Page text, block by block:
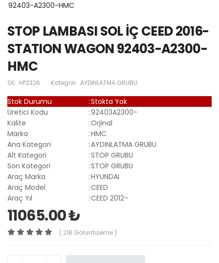
92403-A2300-HMC
STOP LAMBASI SOL İÇ CEED 2016-
STATION WAGON 92403-A2300-
HMC
SK: HP2326 Kategori: AYDINLATMA GRUBU
Stok Durumu :Stokta Yok
Üretici Kodu
:92403A2300-
Kalite
:Orjinal
Marka
:HMC
Ana Kategori
:AYDINLATMA GRUBU
Alt Kategori
:STOP GRUBU
Son Kategori
:STOP GRUBU
Araç Marka
:HYUNDAI
Araç Model
:CEED
Araç Yıl
:CEED 2012-
11065.00 ₺
( 218 Görüntüleme )